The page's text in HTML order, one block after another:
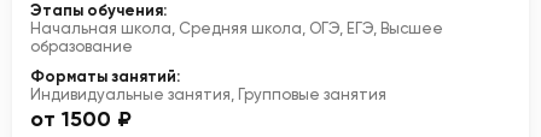
Этапы обучения:
Начальная школа, Средняя школа, ОГЭ, ЕГЭ, Высшее
образование
Форматы занятий:
Индивидуальные занятия, Групповые занятия
от 1500 ₽